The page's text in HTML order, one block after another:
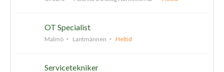
OT Specialist
Malmö Lantmännen Heltid
Servicetekniker